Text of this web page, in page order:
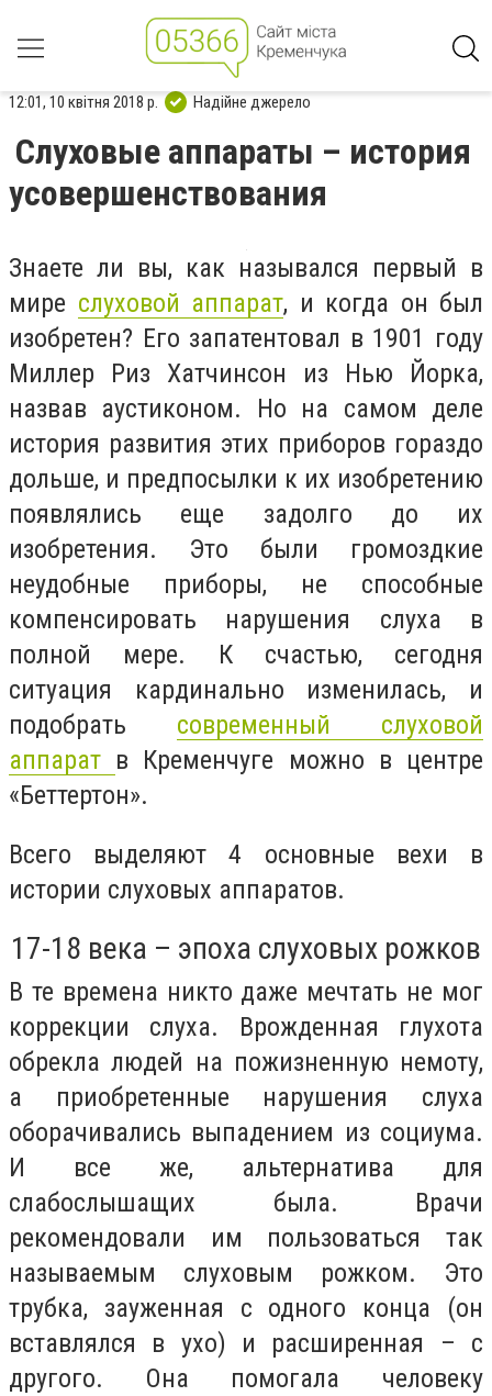
12:01, 10 квітня 2018 р. Надійне джерело
Слуховые аппараты – история
усовершенствования
Знаете ли вы, как назывался первый в
мире слуховой аппарат, и когда он был
изобретен? Его запатентовал в 1901 году
Миллер Риз Хатчинсон из Нью Йорка,
назвав аустиконом. Но на самом деле
история развития этих приборов гораздо
дольше, и предпосылки к их изобретению
появлялись еще задолго до их
изобретения. Это были громоздкие
неудобные приборы, не способные
компенсировать нарушения слуха в
полной мере. К счастью, сегодня
ситуация кардинально изменилась, и
подобрать современный слуховой
аппарат в Кременчуге можно в центре
«Беттертон».
Всего выделяют 4 основные вехи в
истории слуховых аппаратов.
17-18 века – эпоха слуховых рожков
В те времена никто даже мечтать не мог
коррекции слуха. Врожденная глухота
обрекла людей на пожизненную немоту,
а приобретенные нарушения слуха
оборачивались выпадением из социума.
И все же, альтернатива для
слабослышащих была. Врачи
рекомендовали им пользоваться так
называемым слуховым рожком. Это
трубка, зауженная с одного конца (он
вставлялся в ухо) и расширенная – с
другого. Она помогала человеку